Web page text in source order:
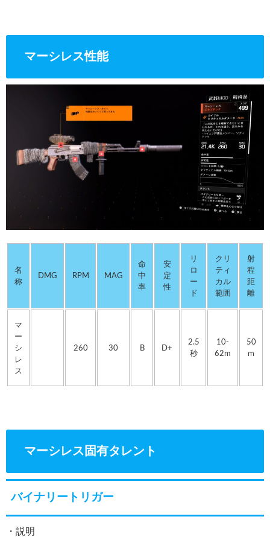
マーシレス性能
名
称
DMG RPM MAG
命
中
率
安
定
性
リ
ロ
ー
ド
クリ
ティ
カル
範囲
射
程
距
離
マ
ー
シ
レ
ス
260 30 B D+
2.5
秒
10-
62m
50
ｍ
マーシレス固有タレント
バイナリートリガー
・説明